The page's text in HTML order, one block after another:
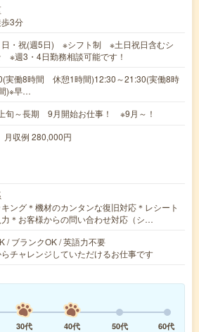
3分
日・祝(週5日) ※シフト制 ※土日祝日含むシ
週3・4日勤務相談可能です！
実働8時間 休憩1時間)12:30～21:30(実働8時
)※早…
旬～長期 9月開始お仕事！ ※9月～！
収例 280,000円
ング＊機材のカンタンな復旧対応＊レシート
＊お客様からの問い合わせ対応（シ…
/ ブランクOK / 英語力不要
チャレンジしていただけるお仕事です
30代 40代 50代
60代